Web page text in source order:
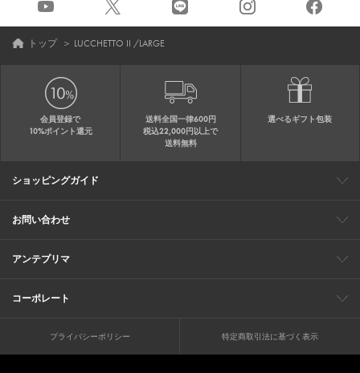
トップ ＞ LUCCHETTO II /LARGE
会員登録で
10%ポイント還元
送料全国一律600円
税込22,000円以上で
送料無料
選べるギフト包装
ショッピングガイド
会員特典
ご購入・配送について
返品について
ギフト包装
FAQ
サイトマップ
お問い合わせ
メールでのお問い合わせ
お修理についてのお問い合わせ
お休みさせていただきます
アンテプリマ
ブランドサイト
ショップリスト
ワイヤーバッグについて
特集
オンラインストアニュース
コーポレート
プライバシーポリシー 特定商取引法に基づく表示